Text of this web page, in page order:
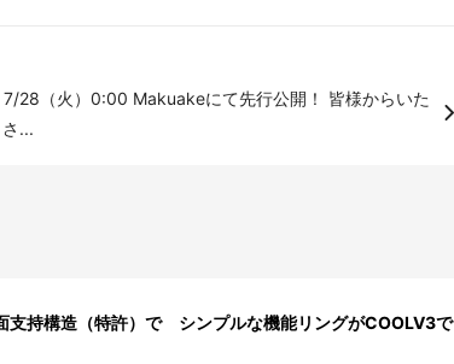
）0:00 Makuakeにて先行公開！ 皆様からいた
...
支持構造（特許）で シンプルな機能リングがCOOLV3で